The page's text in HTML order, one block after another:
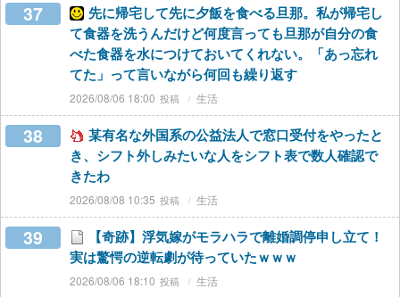
37
先に帰宅して先に夕飯を食べる旦那。私が帰宅し
て食器を洗うんだけど何度言っても旦那が自分の食
べた食器を水につけておいてくれない。「あっ忘れ
てた」って言いながら何回も繰り返す
2026/08/06 18:00 生活
38
某有名な外国系の公益法人で窓口受付をやったと
き、シフト外しみたいな人をシフト表で数人確認で
きたわ
2026/08/08 10:35 生活
39
【奇跡】浮気嫁がモラハラで離婚調停申し立て！
実は驚愕の逆転劇が待っていたｗｗｗ
2026/08/06 18:10 生活